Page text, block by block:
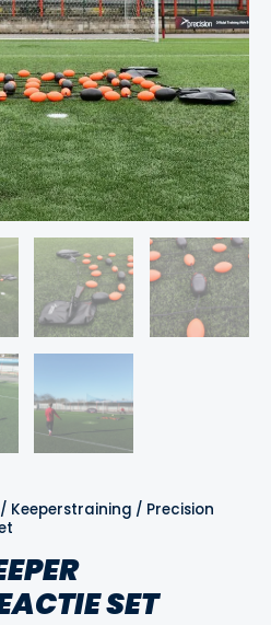
/ Keeperstraining / Precision
SET